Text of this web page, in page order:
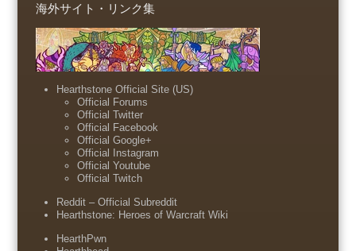
海外サイト・リンク集
Hearthstone Official Site (US)
Official Forums
Official Twitter
Official Facebook
Official Google+
Official Instagram
Official Youtube
Official Twitch
Reddit – Official Subreddit
Hearthstone: Heroes of Warcraft Wiki
HearthPwn